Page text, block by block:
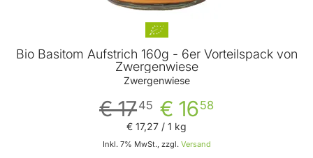
Bio Basitom Aufstrich 160g - 6er Vorteilspack von
Zwergenwiese
Zwergenwiese
€ 1658
€ 1745
Inkl. 7% MwSt., zzgl. Versand
€ 17,27 / 1 kg